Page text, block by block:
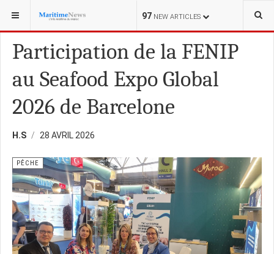
97 NEW ARTICLES
VOUS ÊTES ICI :
Participation de la FENIP
au Seafood Expo Global
2026 de Barcelone
H.S 28 AVRIL 2026
PÊCHE